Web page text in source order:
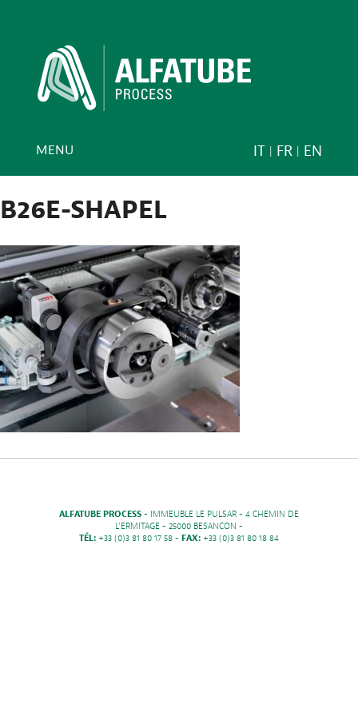
IT FR EN
MENU
B26E-SHAPEL
ALFATUBE PROCESS - IMMEUBLE LE PULSAR - 4 CHEMIN DE
L'ERMITAGE - 25000 BESANCON -
TÉL: +33 (0)3 81 80 17 58 - FAX: +33 (0)3 81 80 18 84